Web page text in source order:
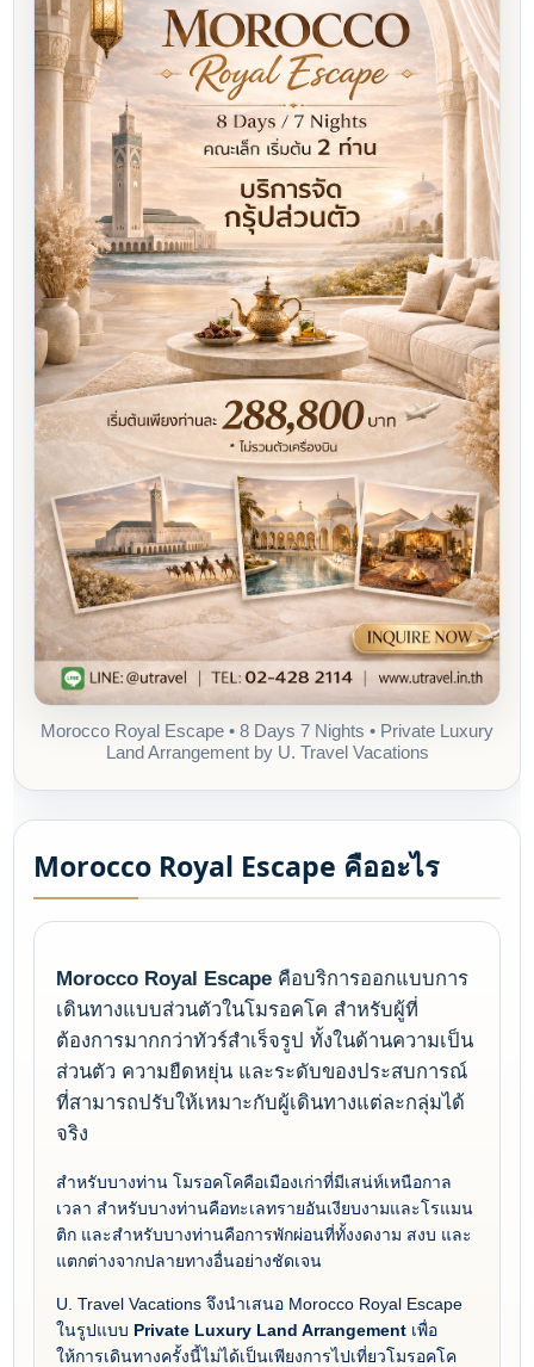
Morocco Royal Escape • 8 Days 7 Nights • Private Luxury
Land Arrangement by U. Travel Vacations
Morocco Royal Escape คืออะไร
Morocco Royal Escape คือบริการออกแบบการ
เดินทางแบบส่วนตัวในโมรอคโค สำหรับผู้ที่
ต้องการมากกว่าทัวร์สำเร็จรูป ทั้งในด้านความเป็น
ส่วนตัว ความยืดหยุ่น และระดับของประสบการณ์
ที่สามารถปรับให้เหมาะกับผู้เดินทางแต่ละกลุ่มได้
จริง
สำหรับบางท่าน โมรอคโคคือเมืองเก่าที่มีเสน่ห์เหนือกาล
เวลา สำหรับบางท่านคือทะเลทรายอันเงียบงามและโรแมน
ติก และสำหรับบางท่านคือการพักผ่อนที่ทั้งงดงาม สงบ และ
แตกต่างจากปลายทางอื่นอย่างชัดเจน
U. Travel Vacations จึงนำเสนอ Morocco Royal Escape
ในรูปแบบ Private Luxury Land Arrangement เพื่อ
ให้การเดินทางครั้งนี้ไม่ได้เป็นเพียงการไปเที่ยวโมรอคโค